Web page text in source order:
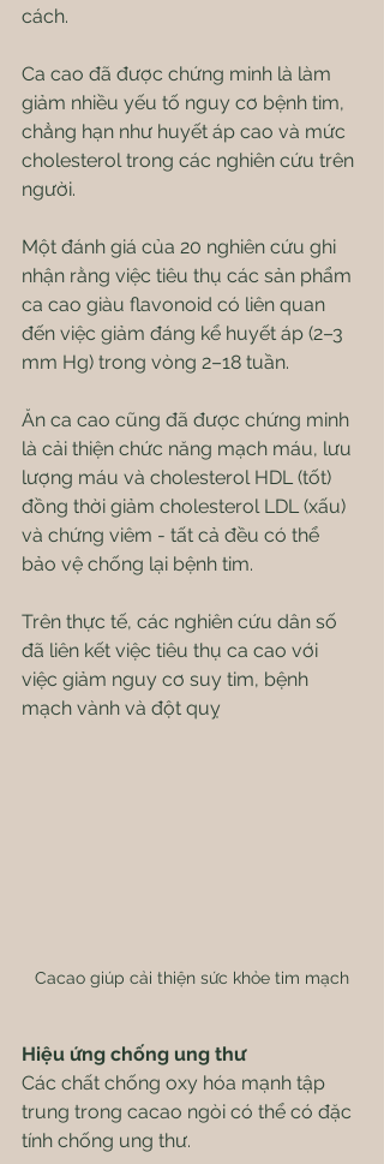
cách.
Ca cao đã được chứng minh là làm
giảm nhiều yếu tố nguy cơ bệnh tim,
chẳng hạn như huyết áp cao và mức
cholesterol trong các nghiên cứu trên
người.
Một đánh giá của 20 nghiên cứu ghi
nhận rằng việc tiêu thụ các sản phẩm
ca cao giàu flavonoid có liên quan
đến việc giảm đáng kể huyết áp (2–3
mm Hg) trong vòng 2–18 tuần.
Ăn ca cao cũng đã được chứng minh
là cải thiện chức năng mạch máu, lưu
lượng máu và cholesterol HDL (tốt)
đồng thời giảm cholesterol LDL (xấu)
và chứng viêm - tất cả đều có thể
bảo vệ chống lại bệnh tim.
Trên thực tế, các nghiên cứu dân số
đã liên kết việc tiêu thụ ca cao với
việc giảm nguy cơ suy tim, bệnh
mạch vành và đột quỵ
Cacao giúp cải thiện sức khỏe tim mạch
Hiệu ứng chống ung thư
Các chất chống oxy hóa mạnh tập
trung trong cacao ngòi có thể có đặc
tính chống ung thư.